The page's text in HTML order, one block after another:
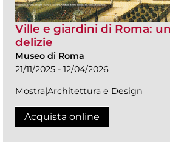
Ville e giardini di Roma:
delizie
Museo di Roma
21/11/2025 - 12/04/2026
Mostra|Architettura e Design
Acquista online